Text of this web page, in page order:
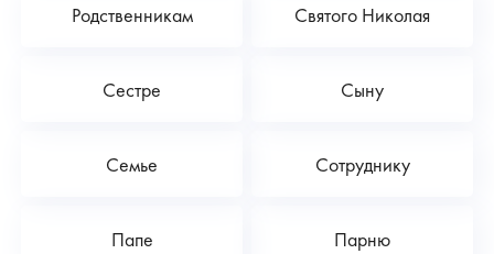
Родственникам Святого Николая
Сестре Сыну
Семье Сотруднику
Папе Парню